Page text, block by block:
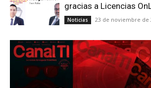
gracias a Licencias
Noticias 23 de noviembre de